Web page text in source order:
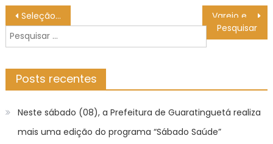
Navegação
de
Post
Seleção cursos técnicos 2026/2: resultado preliminar dos pedidos de isenção da taxa de inscrição – IFSP
Pesquisar
por:
Posts recentes
Neste sábado (08), a Prefeitura de Guaratinguetá realiza
mais uma edição do programa “Sábado Saúde”